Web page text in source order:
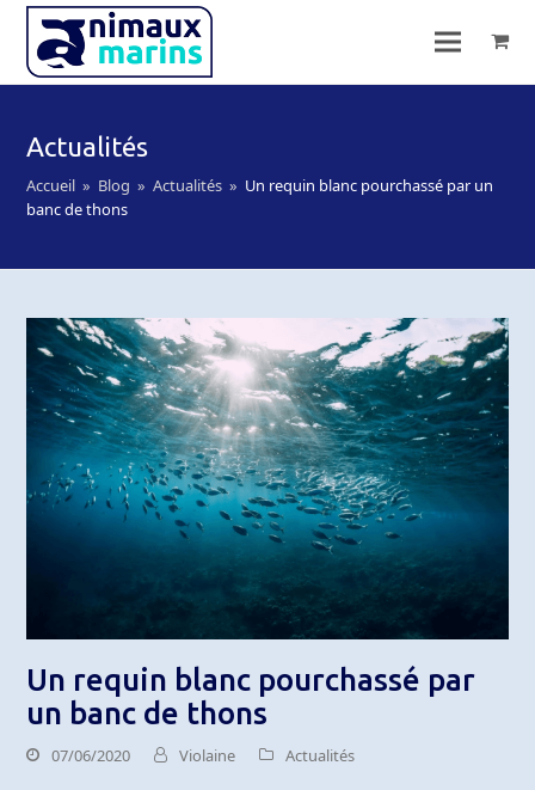
Actualités
Accueil » Blog » Actualités » Un requin blanc pourchassé par un
banc de thons
Un requin blanc pourchassé par
un banc de thons
07/06/2020 Violaine Actualités